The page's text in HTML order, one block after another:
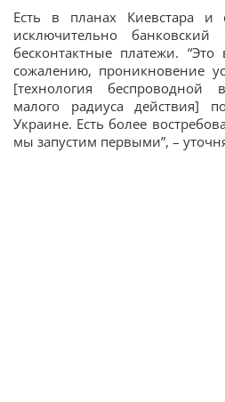
Есть в планах Киевстара
исключительно
бесконтактные платежи.
сожалению, проникновение
[технология беспроводной
малого радиуса действия]
Украине. Есть более
мы запустим первыми”, –